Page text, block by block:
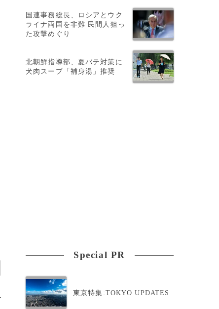
国連事務総長、ロシアとウク
ライナ両国を非難 民間人狙っ
た攻撃めぐり
北朝鮮指導部、夏バテ対策に
犬肉スープ「補身湯」推奨
Special PR
東京特集:TOKYO UPDATES